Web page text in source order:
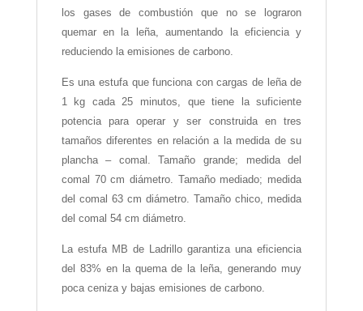
los gases de combustión que no se lograron
quemar en la leña, aumentando la eficiencia y
reduciendo la emisiones de carbono.
Es una estufa que funciona con cargas de leña de
1 kg cada 25 minutos, que tiene la suficiente
potencia para operar y ser construida en tres
tamaños diferentes en relación a la medida de su
plancha – comal. Tamaño grande; medida del
comal 70 cm diámetro. Tamaño mediado; medida
del comal 63 cm diámetro. Tamaño chico, medida
del comal 54 cm diámetro.
La estufa MB de Ladrillo garantiza una eficiencia
del 83% en la quema de la leña, generando muy
poca ceniza y bajas emisiones de carbono.